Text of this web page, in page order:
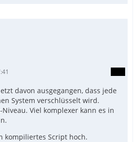
davon ausgegangen, dass jede
System verschlüsselt wird.
Viel komplexer kann es in
kompiliertes Script hoch.